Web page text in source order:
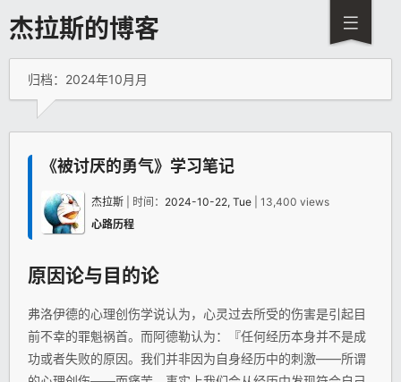
杰拉斯的博客
归档：2024年10月月
《被讨厌的勇气》学习笔记
杰拉斯 | 时间： 2024-10-22, Tue | 13,400 views
心路历程
原因论与目的论
弗洛伊德的心理创伤学说认为，心灵过去所受的伤害是引起目
前不幸的罪魁祸首。而阿德勒认为：『任何经历本身并不是成
功或者失败的原因。我们并非因为自身经历中的刺激——所谓